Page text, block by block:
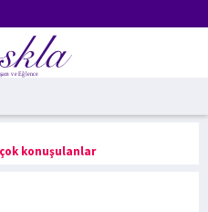
konuşulanlar